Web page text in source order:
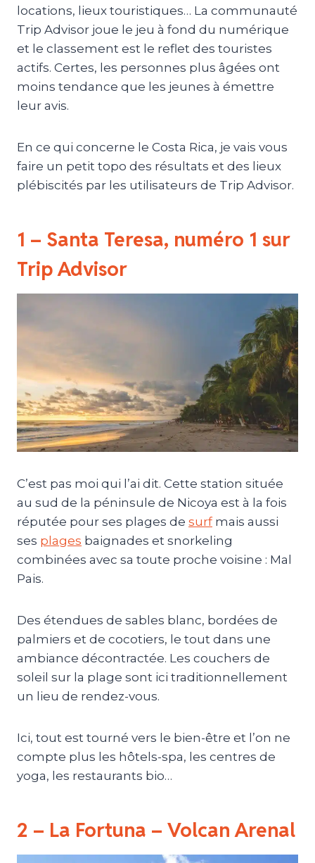
locations, lieux touristiques… La communauté
Trip Advisor joue le jeu à fond du numérique
et le classement est le reflet des touristes
actifs. Certes, les personnes plus âgées ont
moins tendance que les jeunes à émettre
leur avis.
En ce qui concerne le Costa Rica, je vais vous
faire un petit topo des résultats et des lieux
plébiscités par les utilisateurs de Trip Advisor.
1 – Santa Teresa, numéro 1 sur
Trip Advisor
C’est pas moi qui l’ai dit. Cette station située
au sud de la péninsule de Nicoya est à la fois
réputée pour ses plages de surfmais aussi
ses plages baignades et snorkeling
combinées avec sa toute proche voisine : Mal
Pais.
Des étendues de sables blanc, bordées de
palmiers et de cocotiers, le tout dans une
ambiance décontractée. Les couchers de
soleil sur la plage sont ici traditionnellement
un lieu de rendez-vous.
Ici, tout est tourné vers le bien-être et l’on ne
compte plus les hôtels-spa, les centres de
yoga, les restaurants bio…
2 – La Fortuna – Volcan Arenal